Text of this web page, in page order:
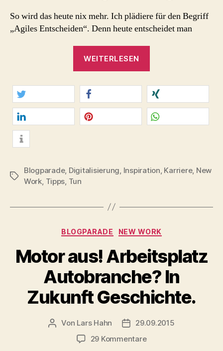
So wird das heute nix mehr. Ich plädiere für den Begriff
„Agiles Entscheiden“. Denn heute entscheidet man
WEITERLESEN
der
digitalen
Arbeitswelt“
twittern teilen teilen
mitteilen
Schlagwörter
Blogparade, Digitalisierung Inspiration Karriere, New
Work Tipps Tun
Kategorien
BLOGPARADE NEW WORK
Motor aus! Arbeitsplatz
Autobranche? In
Zukunft Geschichte.
Beitragsautor
Von Lars Hahn Beitragsdatum
29.09.2015
29 Kommentarezu